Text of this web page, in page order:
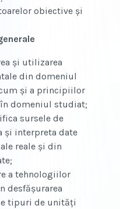
obiective şi
şi utilizarea
din domeniul
şi a principiilor
domeniul studiat;
sursele de
şi interpreta date
reale şi din
a tehnologiilor
desfăşurarea
tipuri de unităţi